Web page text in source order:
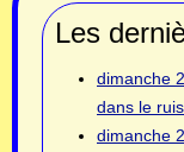
Les
dimanche
dans le
dimanche